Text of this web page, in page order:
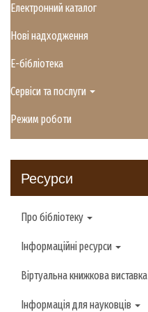
Електронний каталог
Нові надходження
E-бібліотека
Сервіси та послуги
Режим роботи
Ресурси
Про бібліотеку
Інформаційні ресурси
Віртуальна книжкова виставка
Інформація для науковців